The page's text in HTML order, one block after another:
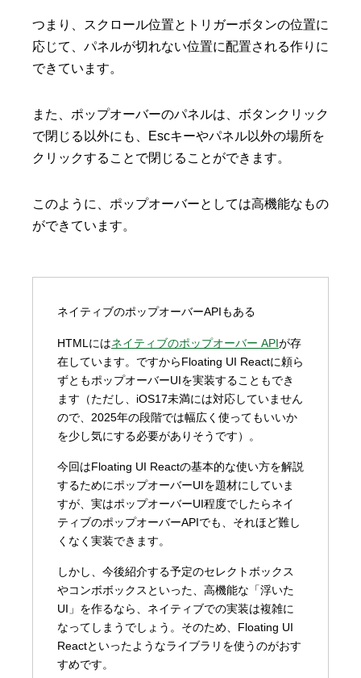
つまり、スクロール位置とトリガーボタンの位置に
応じて、パネルが切れない位置に配置される作りに
できています。
また、ポップオーバーのパネルは、ボタンクリック
で閉じる以外にも、Escキーやパネル以外の場所を
クリックすることで閉じることができます。
このように、ポップオーバーとしては高機能なもの
ができています。
ネイティブのポップオーバーAPIもある
HTMLにはネイティブのポップオーバー APIが存
在しています。ですからFloating UI Reactに頼ら
ずともポップオーバーUIを実装することもでき
ます（ただし、iOS17未満には対応していません
ので、2025年の段階では幅広く使ってもいいか
を少し気にする必要がありそうです）。
今回はFloating UI Reactの基本的な使い方を解説
するためにポップオーバーUIを題材にしていま
すが、実はポップオーバーUI程度でしたらネイ
ティブのポップオーバーAPIでも、それほど難し
くなく実装できます。
しかし、今後紹介する予定のセレクトボックス
やコンボボックスといった、高機能な「浮いた
UI」を作るなら、ネイティブでの実装は複雑に
なってしまうでしょう。そのため、Floating UI
Reactといったようなライブラリを使うのがおす
すめです。